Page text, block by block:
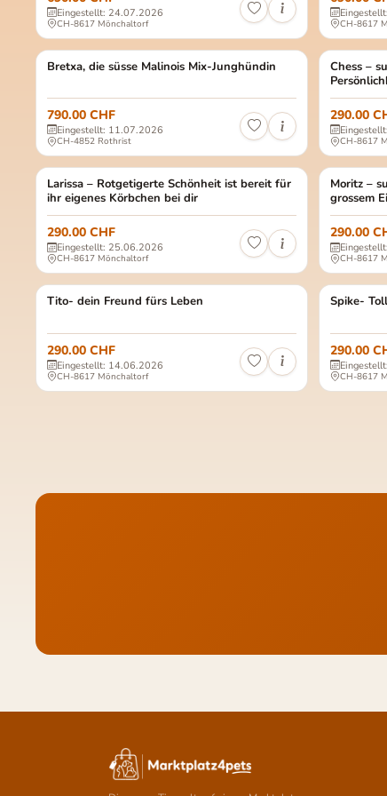
Eingestellt: 24.07.2026
CH-8617 Mönchaltorf CH-8617
TIERSCHUTZ TIERE
Bretxa, die süsse Malinois Mix-Junghündin
Die süsse Malinois Mischlingshündin Bretxa wurde am
790.00 CHF
Eingestellt: 11.07.2026
CH-4852 Rothrist
Chess –
Chess –
290.00
CH-8617
TIERSCHUTZ TIERE
Larissa – Rotgetigerte Schönheit ist bereit für
ihr eigenes Körbchen bei dir
Larissa Geschlecht: weiblich, kastriert Alter: ca. Juni 2019
290.00 CHF
Eingestellt: 25.06.2026
CH-8617 Mönchaltorf
Moritz –
grossem
Moritz
290.00
CH-8617
TIERSCHUTZ TIERE
Tito- dein Freund fürs Leben
Tito Geschlecht: männlich, kastriert Alter: ca. 2017 Gewicht: ca.
290.00 CHF
Eingestellt: 14.06.2026
CH-8617 Mönchaltorf
Spike-
Spike
290.00
CH-8617